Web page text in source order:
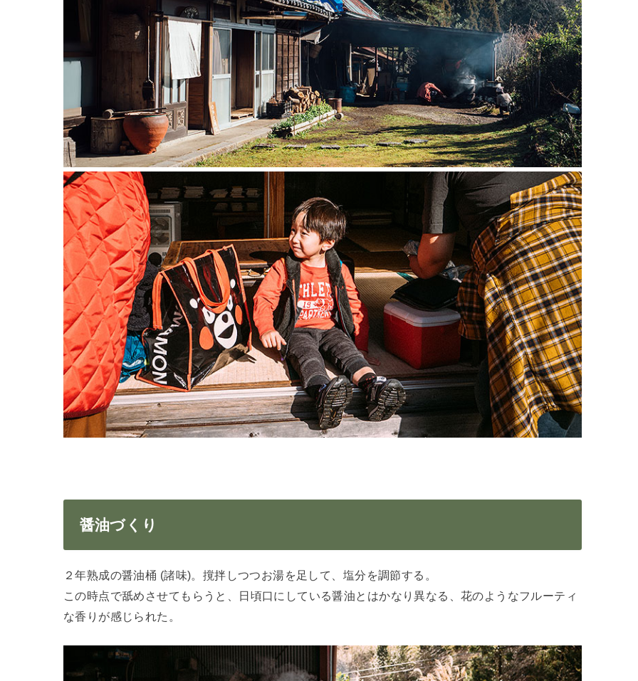
醤油づくり
２年熟成の醤油桶 (諸味)。撹拌しつつお湯を足して、塩分を調節する。
この時点で舐めさせてもらうと、日頃口にしている醤油とはかなり異なる、花のようなフルーティ
な香りが感じられた。